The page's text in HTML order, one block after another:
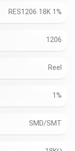
RES1206 18K 1%
1206
Reel
1%
SMD/SMT